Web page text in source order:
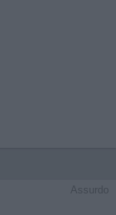
Assurdo